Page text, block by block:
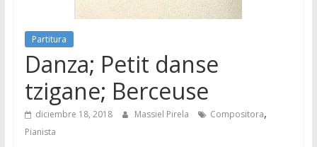
Partitura
Danza; Petit danse
tzigane; Berceuse
diciembre 18, 2018 Massiel Pirela Compositora,
Pianista